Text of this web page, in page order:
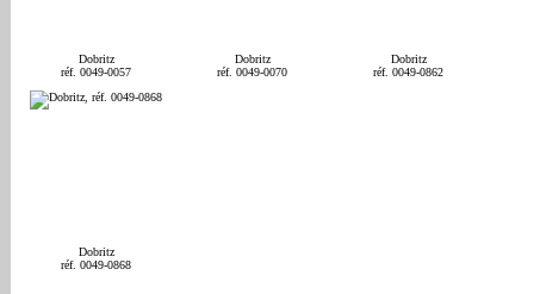
Dobritz
réf. 0049-0057
Dobritz
réf. 0049-0070
Dobritz
réf. 0049-0862
Dobritz
réf. 0049-0868